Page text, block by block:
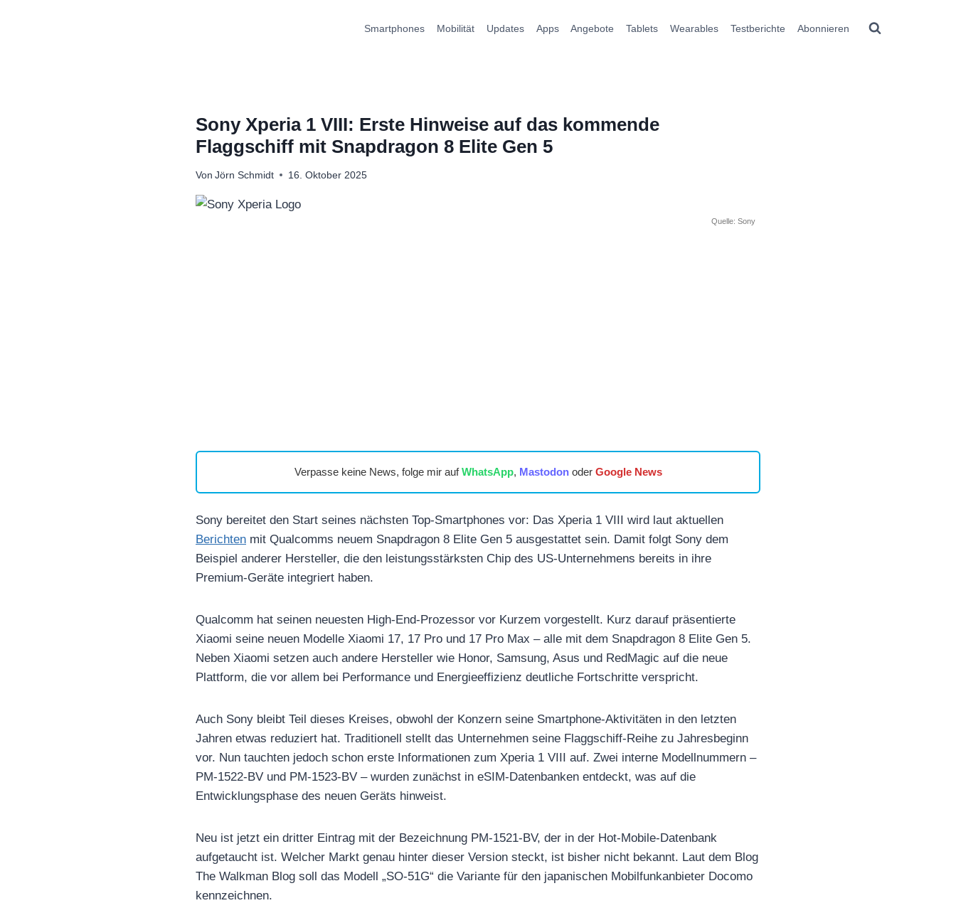
Smartphones Mobilität Updates Apps Angebote Tablets Wearables Testberichte Abonnieren
Sony Xperia 1 VIII: Erste Hinweise auf das kommende
Flaggschiff mit Snapdragon 8 Elite Gen 5
Von Jörn Schmidt 16. Oktober 2025
Quelle: Sony
Verpasse keine News, folge mir aufWhatsApp, Mastodonoder Google News
Sony bereitet den Start seines nächsten Top-Smartphones vor: Das Xperia 1 VIII wird laut aktuellen
Berichten mit Qualcomms neuem Snapdragon 8 Elite Gen 5 ausgestattet sein. Damit folgt Sony dem
Beispiel anderer Hersteller, die den leistungsstärksten Chip des US-Unternehmens bereits in ihre
Premium-Geräte integriert haben.
Qualcomm hat seinen neuesten High-End-Prozessor vor Kurzem vorgestellt. Kurz darauf präsentierte
Xiaomi seine neuen Modelle Xiaomi 17, 17 Pro und 17 Pro Max – alle mit dem Snapdragon 8 Elite Gen 5.
Neben Xiaomi setzen auch andere Hersteller wie Honor, Samsung, Asus und RedMagic auf die neue
Plattform, die vor allem bei Performance und Energieeffizienz deutliche Fortschritte verspricht.
Auch Sony bleibt Teil dieses Kreises, obwohl der Konzern seine Smartphone-Aktivitäten in den letzten
Jahren etwas reduziert hat. Traditionell stellt das Unternehmen seine Flaggschiff-Reihe zu Jahresbeginn
vor. Nun tauchten jedoch schon erste Informationen zum Xperia 1 VIII auf. Zwei interne Modellnummern –
PM-1522-BV und PM-1523-BV – wurden zunächst in eSIM-Datenbanken entdeckt, was auf die
Entwicklungsphase des neuen Geräts hinweist.
Neu ist jetzt ein dritter Eintrag mit der Bezeichnung PM-1521-BV, der in der Hot-Mobile-Datenbank
aufgetaucht ist. Welcher Markt genau hinter dieser Version steckt, ist bisher nicht bekannt. Laut dem Blog
The Walkman Blog soll das Modell „SO-51G“ die Variante für den japanischen Mobilfunkanbieter Docomo
kennzeichnen.